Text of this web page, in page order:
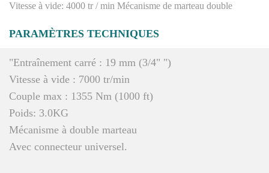
Vitesse à vide: 4000 tr / min Mécanisme de marteau double
PARAMÈTRES TECHNIQUES
"Entraînement carré : 19 mm (3/4" ")
Vitesse à vide : 7000 tr/min
Couple max : 1355 Nm (1000 ft)
Poids: 3.0KG
Mécanisme à double marteau
Avec connecteur universel.